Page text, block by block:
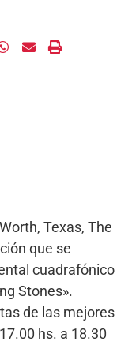
Texas, The
que se
cuadrafónico
Stones».
de las mejores
hs. a 18.30